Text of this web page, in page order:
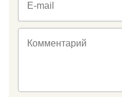
E-mail
Комментарий